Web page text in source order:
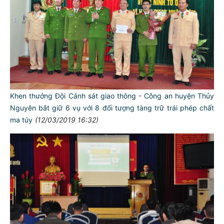
Khen thưởng Đội Cảnh sát giao thông - Công an huyện Thủy
Nguyên bắt giữ 6 vụ với 8 đối tượng tàng trữ trái phép chất
ma túy (12/03/2019 16:32)